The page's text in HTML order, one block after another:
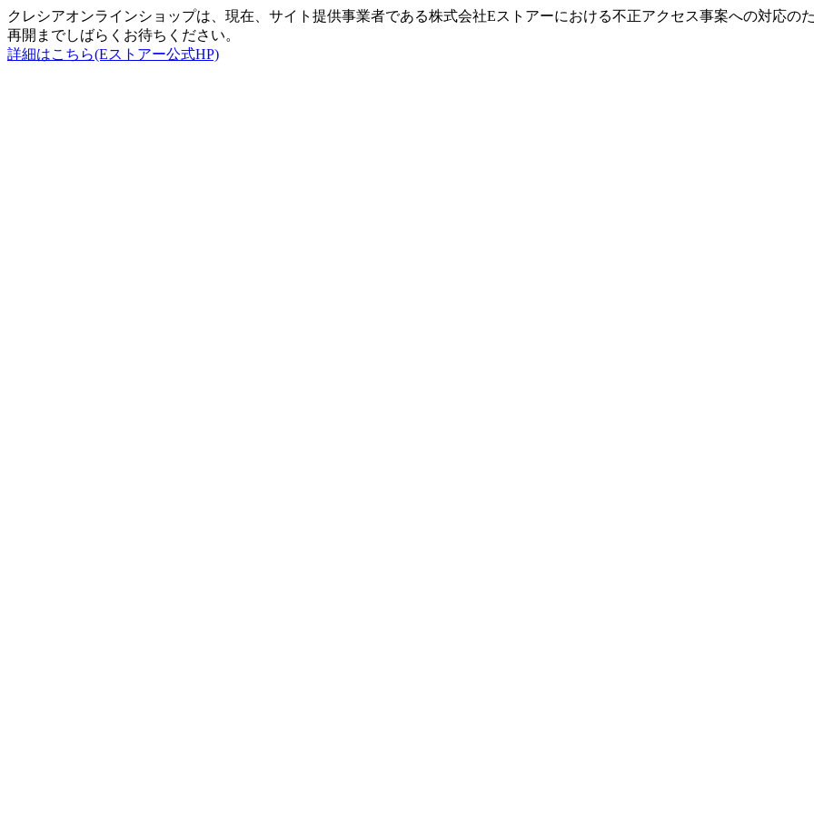
クレシアオンラインショップは、現在、サイト提供事業者である株式会社Eストアーにおける不正アクセス事案への対応の
再開までしばらくお待ちください。
詳細はこちら(Eストアー公式HP)